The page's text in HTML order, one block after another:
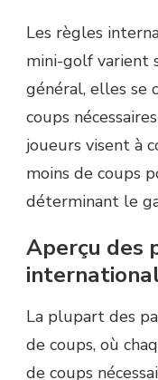
Les règles
mini-golf varient
général, elles se
coups
joueurs visent à
moins de coups
déterminant le
Aperçu des
La plupart des
de coups, où
de coups